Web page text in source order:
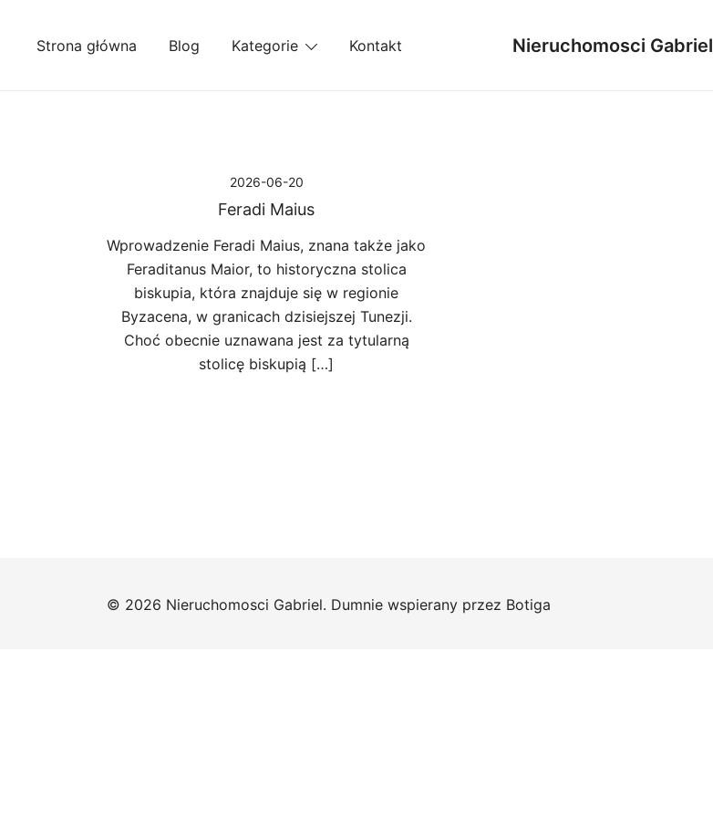
Strona główna Blog Kategorie Kontakt Nieruchomosci Gabriel
2026-06-20
Feradi Maius
Wprowadzenie Feradi Maius, znana także jako
Feraditanus Maior, to historyczna stolica
biskupia, która znajduje się w regionie
Byzacena, w granicach dzisiejszej Tunezji.
Choć obecnie uznawana jest za tytularną
stolicę biskupią […]
© 2026 Nieruchomosci Gabriel. Dumnie wspierany przez Botiga